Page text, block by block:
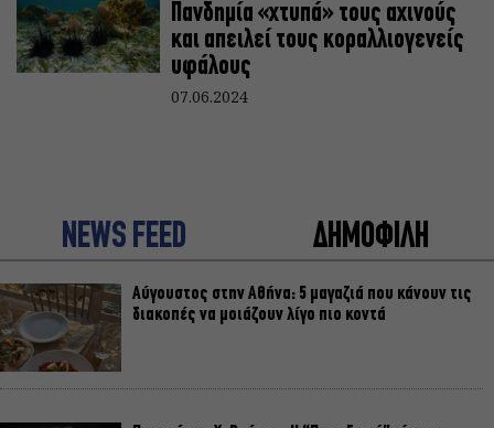
Πανδημία «χτυπά» τους αχινούς
και απειλεί τους κοραλλιογενείς
υφάλους
07.06.2024
NEWS FEED ΔΗΜΟΦΙΛΗ
Αύγουστος στην Αθήνα: 5 μαγαζιά που κάνουν τις
διακοπές να μοιάζουν λίγο πιο κοντά